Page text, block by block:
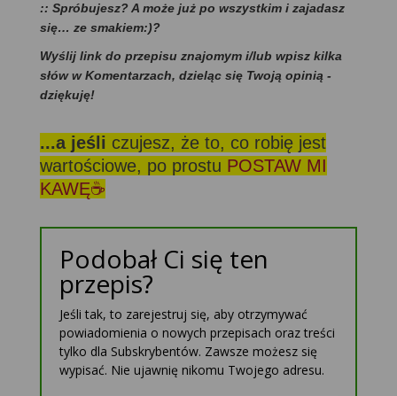
:: Spróbujesz? A może już po wszystkim i zajadasz
się… ze smakiem:)?
Wyślij link do przepisu znajomym i/lub wpisz kilka
słów w Komentarzach, dzieląc się Twoją opinią -
dziękuję!
...a jeśli czujesz, że to, co robię jest
wartościowe, po prostu POSTAW MI
KAWĘ☕
Podobał Ci się ten
przepis?
Jeśli tak, to zarejestruj się, aby otrzymywać
powiadomienia o nowych przepisach oraz treści
tylko dla Subskrybentów. Zawsze możesz się
wypisać. Nie ujawnię nikomu Twojego adresu.